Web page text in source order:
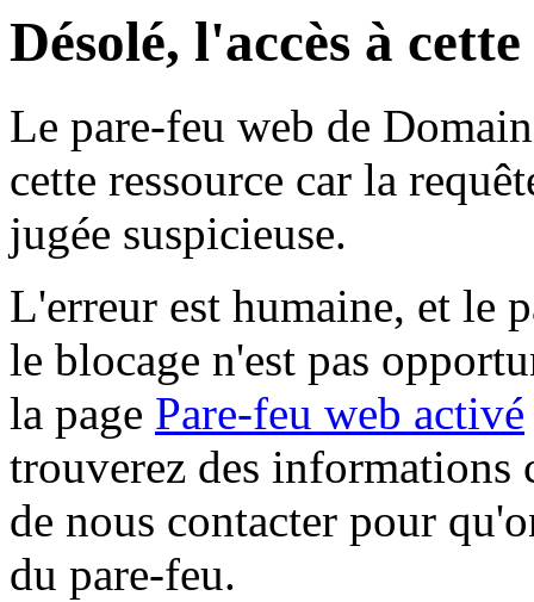
Désolé, l'accès à
Le pare-feu web de
cette ressource car la
jugée suspicieuse.
L'erreur est humaine, et le
le blocage n'est pas
la page Pare-feu web activé
trouverez des informations
de nous contacter pour
du pare-feu.